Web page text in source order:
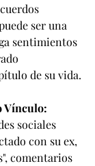
ser una
sentimientos
de su vida.
Vínculo:
sociales
con su ex,
comentarios